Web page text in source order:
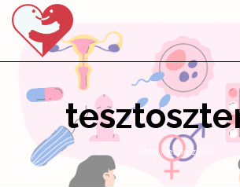
Home / tesztoszteron